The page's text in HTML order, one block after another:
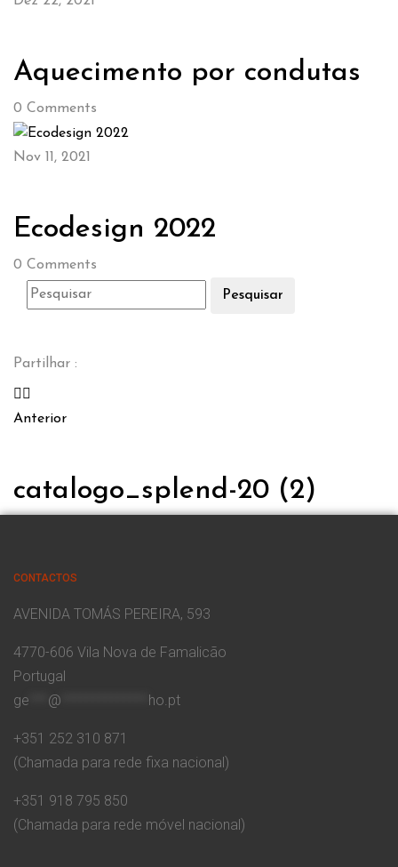
Aquecimento por condutas
0 Comments
Nov 11, 2021
Ecodesign 2022
0 Comments
Pesquisar
Partilhar :
Anterior
catalogo_splend-20 (2)
CONTACTOS
AVENIDA TOMÁS PEREIRA, 593
4770-606 Vila Nova de Famalicão
Portugal
ge
@ ho.pt
+351 252 310 871
(Chamada para rede fixa nacional)
+351 918 795 850
(Chamada para rede móvel nacional)